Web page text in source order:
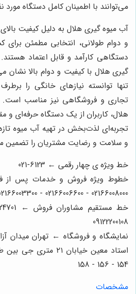
می‌توانند با اطمینان کامل دستگاه مورد
آب میوه گیری هلال به دلیل کیفیت
و دوام طولانی، انتخابی مطمئن
دستگاهی کارآمد و قابل اعتماد
گیری هلال با کیفیت و دوام بالا نشان
تنها توانسته نیازهای خانگی را
تجاری و فروشگاهی نیز مناسب است.
هلال، کاربران از یک دستگاه حرفه‌ای و
تجربه‌ای لذت‌بخش در تهیه آب میوه
و سلامت و رضایت مشتریان را تضمین
خط ویژه ی چهار رقمی ← 6123-021
02166008000 - 02166006600 - 02166003300 - 02166003000
09122200108
نمایشگاه و فروشگاه ← تهران میدان
استاد معین خیابان
154 - 156 - 158
مشخصات